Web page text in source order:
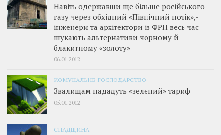
Навіть одержавши ще більше російського
газу через обхідний «Північний потік»,­
інженери та архітектори із ФРН весь час
шукають альтернативи чорному й
блакитному «золоту»
06.01.2012
КОМУНАЛЬНЕ ГОСПОДАРСТВО
Звалищам нададуть «зелений» тариф
05.01.2012
СПАДЩИНА